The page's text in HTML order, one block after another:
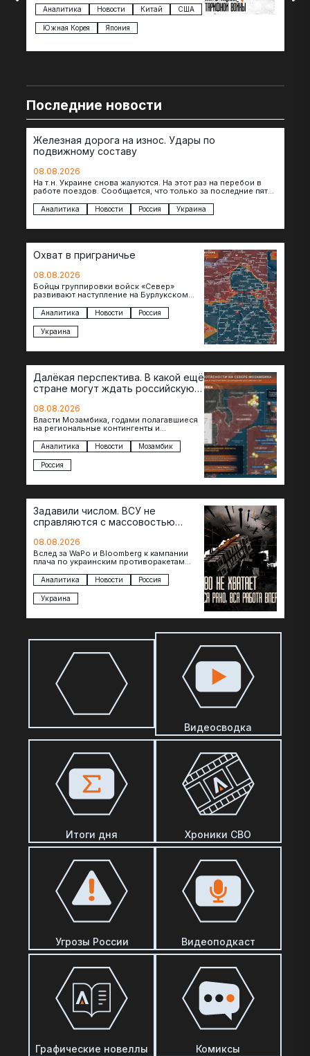
импорта из более 100 стран…
Аналитика Новости Китай США
Южная Корея Япония
Последние новости
Железная дорога на износ. Удары по
подвижному составу
08.08.2026
На т.н. Украине снова жалуются. На этот раз на перебои в
работе поездов. Сообщается, что только за последние пять
Аналитика Новости Россия Украина
Охват в приграничье
08.08.2026
Бойцы группировки войск «Север»
развивают наступление на Бурлукском
теснят противника сразу на нескольких
участках, создавая угрозу охвата…
Аналитика Новости Россия
Украина
Далёкая перспектива. В какой ещё
стране могут ждать российскую
08.08.2026
Власти Мозамбика, годами полагавшиеся
на региональные контингенты и
обращаются к российской стороне за
консультациями в…
Аналитика Новости Мозамбик
Россия
Задавили числом. ВСУ не
справляются с массовостью
08.08.2026
Вслед за WaPo и Bloomberg к кампании
плача по украинским противоракетам
Там, ссылаясь на сотрудников…
Аналитика Новости Россия
Украина
Видеосводка
Итоги дня Хроники СВО
Угрозы России Видеоподкаст
Графические новеллы Комиксы